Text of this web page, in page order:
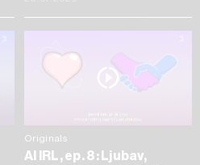
Originals
AI IRL, ep. 8: Ljubav,